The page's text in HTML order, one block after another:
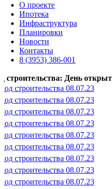
О проекте
Ипотека
Инфраструктура
Планировки
Новости
Контакты
8 (3953) 386-001
строительства: День